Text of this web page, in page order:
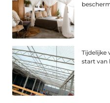
Tijdelijke
start van